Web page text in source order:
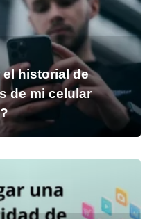
el historial de
de mi celular